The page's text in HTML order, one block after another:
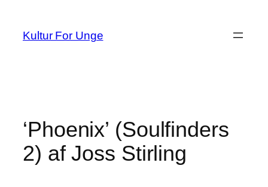
indhold
Kultur For Unge
‘Phoenix’ (Soulfinders
2) af Joss Stirling